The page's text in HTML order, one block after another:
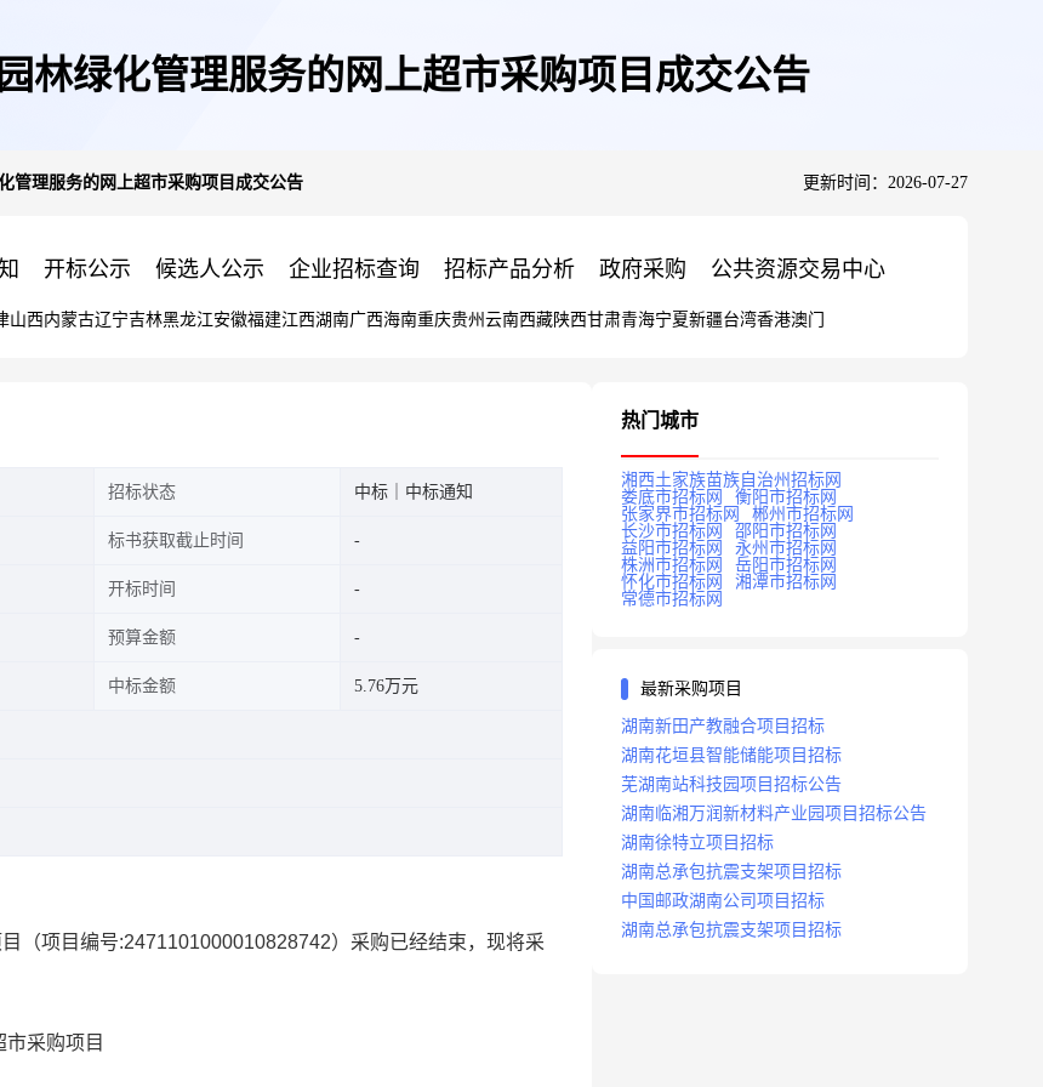
林绿化管理服务的网上超市采购项目成交公告
管理服务的网上超市采购项目成交公告 更新时间：2026-07-27
开标公示 候选人公示 企业招标查询 招标产品分析 政府采购 公共资源交易中心
山西内蒙古辽宁吉林黑龙江安徽福建江西湖南广西海南重庆贵州 云南西藏陕西甘肃青海宁夏新疆台湾香港澳门
招标状态 中标｜中标通知
标书获取截止时间
开标时间
预算金额
中标金额 5.76万元
（项目编号:2471101000010828742）采购已经结束，现将采
采购项目
热门城市
湘西土家族苗族自治州招标网
娄底市招标网
衡阳市招标网
张家界市招标网
郴州市招标网
长沙市招标网
邵阳市招标网
益阳市招标网
永州市招标网
株洲市招标网
岳阳市招标网
怀化市招标网
湘潭市招标网
常德市招标网
最新采购项目
湖南新田产教融合项目招标
湖南花垣县智能储能项目招标
芜湖南站科技园项目招标公告
湖南临湘万润新材料产业园项目招标公告
湖南徐特立项目招标
湖南总承包抗震支架项目招标
中国邮政湖南公司项目招标
湖南总承包抗震支架项目招标